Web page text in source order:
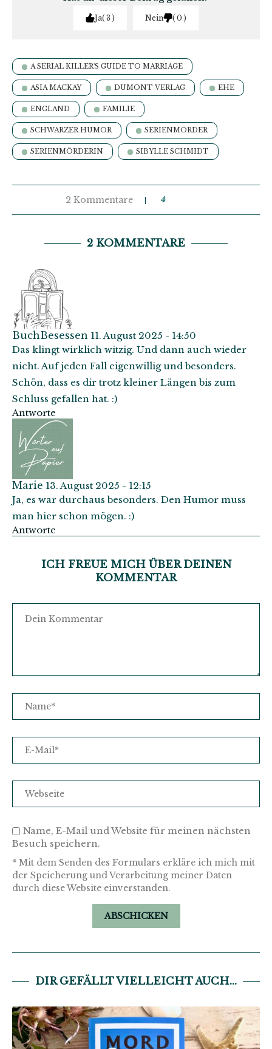
Ja 3 Nein 0
A SERIAL KILLER'S GUIDE TO MARRIAGE
ASIA MACKAY DUMONT VERLAG EHE
ENGLAND FAMILIE
SCHWARZER HUMOR SERIENMÖRDER
SERIENMÖRDERIN SIBYLLE SCHMIDT
2 Kommentare 4
2 KOMMENTARE
BuchBesessen 11. August 2025 - 14:50
Das klingt wirklich witzig. Und dann auch wieder
nicht. Auf jeden Fall eigenwillig und besonders.
Schön, dass es dir trotz kleiner Längen bis zum
Schluss gefallen hat. :)
Antworte
Marie 13. August 2025 - 12:15
Ja, es war durchaus besonders. Den Humor muss
man hier schon mögen. :)
Antworte
ICH FREUE MICH ÜBER DEINEN
KOMMENTAR
Name, E-Mail und Website für meinen nächsten
Besuch speichern.
* Mit dem Senden des Formulars erkläre ich mich mit
der Speicherung und Verarbeitung meiner Daten
durch diese Website einverstanden.
DIR GEFÄLLT VIELLEICHT AUCH...